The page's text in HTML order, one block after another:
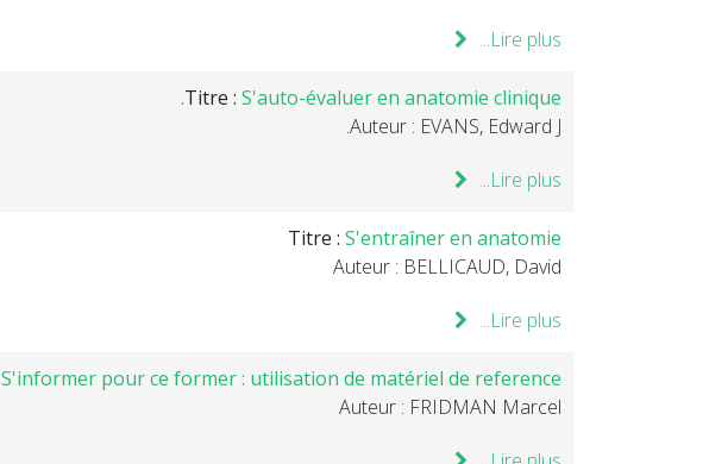
Lire plus...
Titre : S'auto-évaluer en anatomie clinique.
Auteur : EVANS, Edward J.
Lire plus...
Titre : S'entraîner en anatomie
Auteur : BELLICAUD, David
Lire plus...
S'informer pour ce former : utilisation de matériel de reference
Auteur : FRIDMAN Marcel